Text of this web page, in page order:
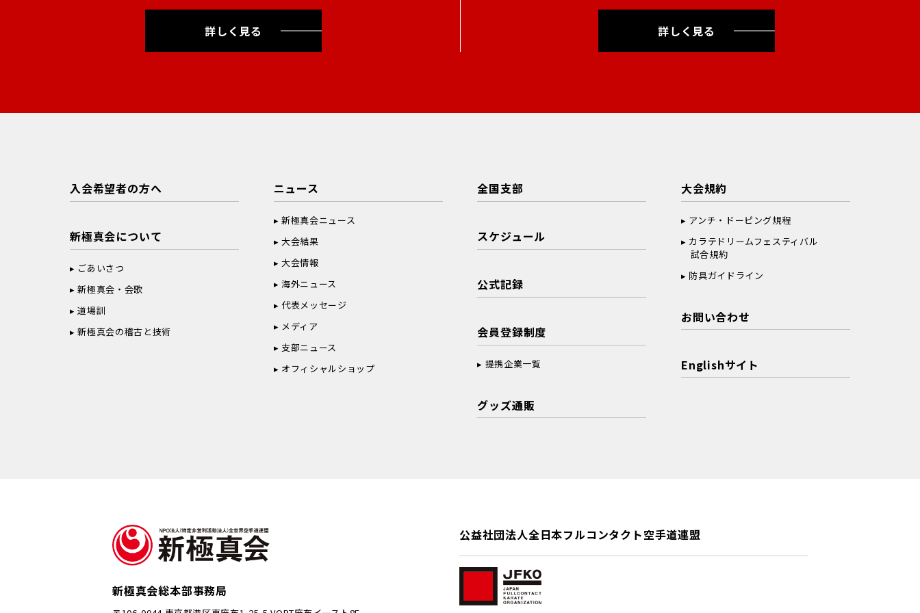
詳しく見る 詳しく見る
入会希望者の方へ
新極真会について
ごあいさつ
新極真会・会歌
道場訓
新極真会の稽古と技術
ニュース
新極真会ニュース
大会結果
大会情報
海外ニュース
代表メッセージ
メディア
支部ニュース
オフィシャルショップ
全国支部
スケジュール
公式記録
会員登録制度
提携企業一覧
グッズ通販
大会規約
アンチ・ドーピング規程
カラテドリームフェスティバル
試合規約
防具ガイドライン
お問い合わせ
Englishサイト
新極真会総本部事務局
公益社団法人全日本フルコンタクト空手道連盟